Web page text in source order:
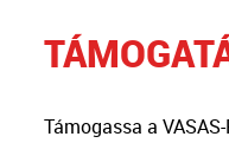
Támogassa a